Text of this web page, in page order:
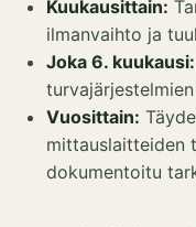
Kuukausittain:
ilmanvaihto ja
Joka 6. kuukausi:
Vuosittain:
mittauslaitteiden
dokumentoitu